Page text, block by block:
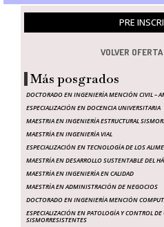
PRE
VOLVER
Más posgrados
DOCTORADO EN INGENIERÍA MENCIÓN CIVIL –
ESPECIALIZACIÓN EN DOCENCIA UNIVERSITARIA
MAESTRIA EN INGENIERÍA ESTRUCTURAL
MAESTRÍA EN INGENIERÍA VIAL
ESPECIALIZACIÓN EN TECNOLOGÍA DE LOS
MAESTRÍA EN DESARROLLO SUSTENTABLE DEL
MAESTRÍA EN INGENIERÍA EN CALIDAD
MAESTRÍA EN ADMINISTRACIÓN DE NEGOCIOS
DOCTORADO EN INGENIERÍA MENCIÓN
ESPECIALIZACIÓN EN PATOLOGÍA Y CONTROL DE
SISMORRESISTENTES